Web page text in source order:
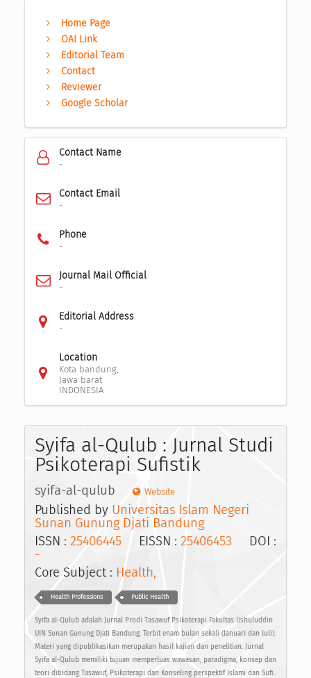
Home Page
OAI Link
Editorial Team
Contact
Reviewer
Google Scholar
Contact Name
-
Contact Email
-
Phone
-
Journal Mail Official
-
Editorial Address
-
Location
Kota bandung,
Jawa barat
INDONESIA
Syifa al-Qulub : Jurnal Studi
Psikoterapi Sufistik
syifa-al-qulub Website
Published by Universitas Islam Negeri
Sunan Gunung Djati Bandung
ISSN : 25406445 EISSN : 25406453 DOI :
-
Core Subject : Health,
Health Professions Public Health
Syifa al-Qulub adalah Jurnal Prodi Tasawuf Psikoterapi Fakultas Ushuluddin
UIN Sunan Gunung Djati Bandung. Terbit enam bulan sekali (Januari dan Juli).
Materi yang dipublikasikan merupakan hasil kajian dan penelitian. Jurnal
Syifa al-Qulub memiliki tujuan memperluas wawasan, paradigma, konsep dan
teori dibidang Tasawuf, Psikoterapi dan Konseling perspektif Islami dan Sufi.